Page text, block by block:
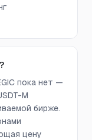
пока нет —
M
бирже.
цену